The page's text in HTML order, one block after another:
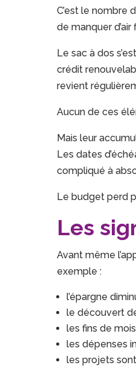
C’est le nombre
de manquer
Le sac à dos
crédit
revient
Aucun de ces
Mais leur
Les dates
compliqué à
Le budget perd
Les
Avant même
exemple :
l’épargne
le découvert
les fins de
les dépenses
les projets